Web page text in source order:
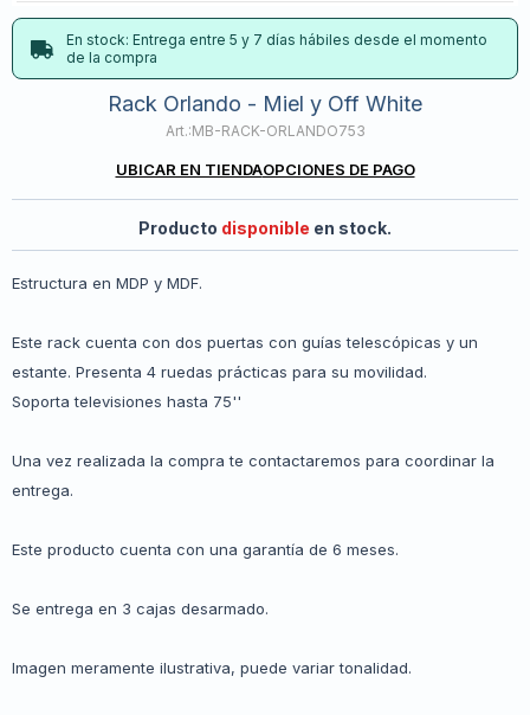
En stock: Entrega entre 5 y 7 días hábiles desde el momento
de la compra
Rack Orlando - Miel y Off White
MB-RACK-ORLANDO753
UBICAR EN TIENDAOPCIONES DE PAGO
Producto disponible en stock.
Estructura en MDP y MDF.
Este rack cuenta con dos puertas con guías telescópicas y un
estante. Presenta 4 ruedas prácticas para su movilidad.
Soporta televisiones hasta 75''
Una vez realizada la compra te contactaremos para coordinar la
entrega.
Este producto cuenta con una garantía de 6 meses.
Se entrega en 3 cajas desarmado.
Imagen meramente ilustrativa, puede variar tonalidad.